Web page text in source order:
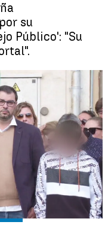
su
Público': "Su
de su hija, la pequeña
Olivia |
antena3.com
12:08
Linkedin